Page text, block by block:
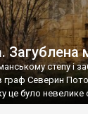
степу і
граф Северин
це було невелике
на торговому